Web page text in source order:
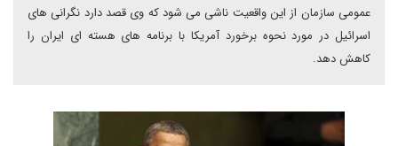
عمومی سازمان از این واقعیت ناشی می شود که وی قصد دارد نگرانی های
اسرائیل در مورد نحوه برخورد آمریکا با برنامه های هسته ای ایران را
کاهش دهد.